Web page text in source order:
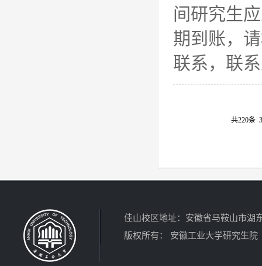
间研究生
期到账，
联系，联
共220条
佳山校区地址：安徽省马鞍山市湖
版权所有： 安徽工业大学研究生